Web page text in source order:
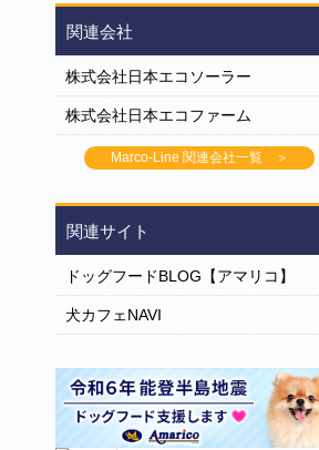
関連会社
株式会社日本エコソーラー
株式会社日本エコファーム
Marco-Line 関連会社一覧 ＞
関連サイト
ドッグフードBLOG【アマリコ】
犬カフェNAVI